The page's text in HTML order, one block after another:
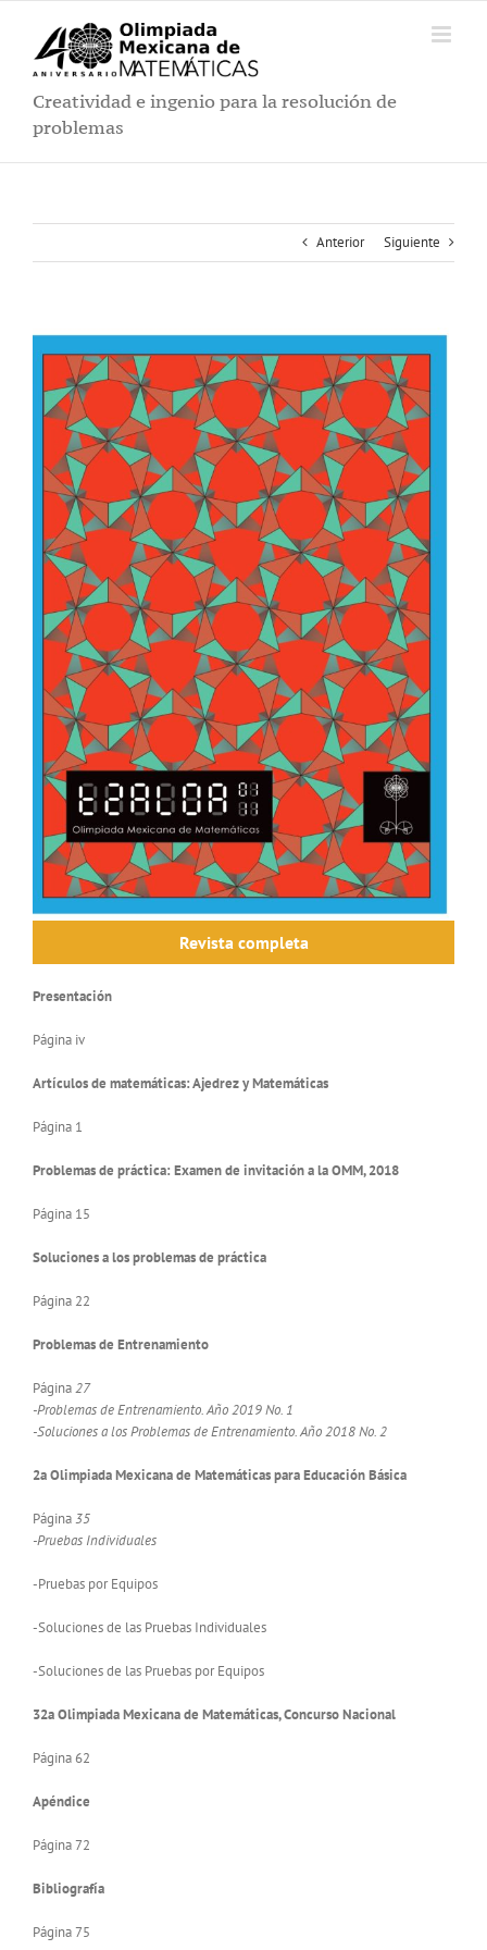
contenido
Creatividad e ingenio para la resolución de
problemas
Anterior Siguiente
Revista completa
Presentación
Página iv
Artículos de matemáticas: Ajedrez y Matemáticas
Página 1
Problemas de práctica: Examen de invitación a la OMM, 2018
Página 15
Soluciones a los problemas de práctica
Página 22
Problemas de Entrenamiento
Página27
-Problemas de Entrenamiento. Año 2019 No. 1
-Soluciones a los Problemas de Entrenamiento. Año 2018 No. 2
2a Olimpiada Mexicana de Matemáticas para Educación Básica
Página35
-Pruebas Individuales
-Pruebas por Equipos
-Soluciones de las Pruebas Individuales
-Soluciones de las Pruebas por Equipos
32a Olimpiada Mexicana de Matemáticas, Concurso Nacional
Página 62
Apéndice
Página 72
Bibliografía
Página 75